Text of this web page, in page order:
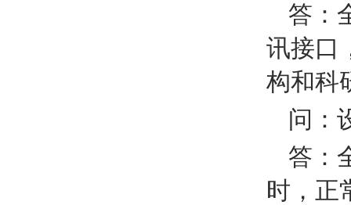
答：
讯接口
构和科
问：
答：
时，正